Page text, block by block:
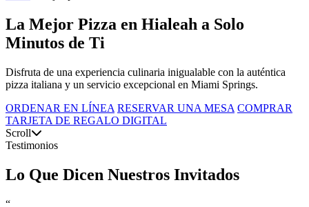
La Mejor Pizza en Hialeah a Solo
Minutos de Ti
Disfruta de una experiencia culinaria inigualable con la auténtica
pizza italiana y un servicio excepcional en Miami Springs.
ORDENAR EN LÍNEA RESERVAR UNA MESA COMPRAR
TARJETA DE REGALO DIGITAL
Scroll
Testimonios
Lo Que Dicen Nuestros Invitados
“